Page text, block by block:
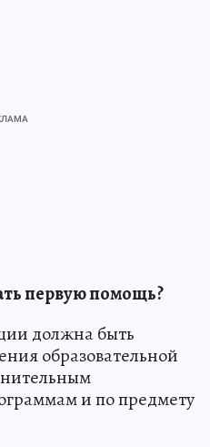
первую помощь?
должна быть
образовательной
и по предмету